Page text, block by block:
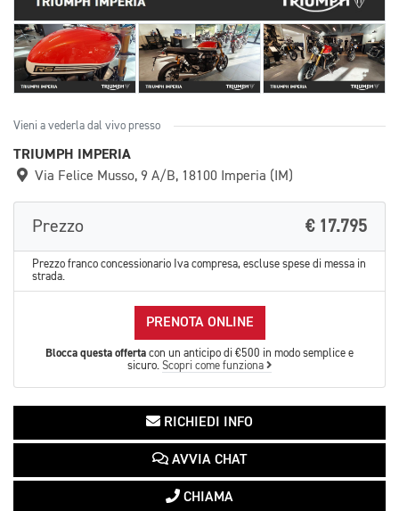
Vieni a vederla dal vivo presso
TRIUMPH IMPERIA
Via Felice Musso, 9 A/B, 18100 Imperia (IM)
Prezzo € 17.795
Prezzo franco concessionario Iva compresa, escluse spese di messa in
strada.
PRENOTA ONLINE
Blocca questa offerta con un anticipo di €500 in modo semplice e
sicuro. Scopri come funziona
RICHIEDI INFO
AVVIA CHAT
CHIAMA